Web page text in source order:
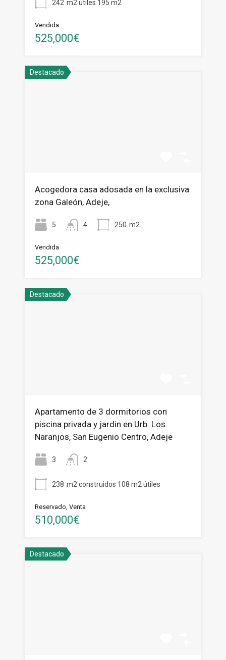
242 m2 utiles 195 m2
Vendida
525,000€
Destacado
Acogedora casa adosada en la exclusiva
zona Galeón, Adeje,
5 4 250 m2
Vendida
525,000€
Destacado
Apartamento de 3 dormitorios con
piscina privada y jardin en Urb. Los
Naranjos, San Eugenio Centro, Adeje
3 2
238 m2 construidos 108 m2 útiles
Reservado, Venta
510,000€
Destacado